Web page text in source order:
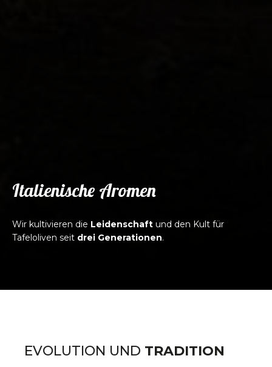
Italienische Aromen
Wir kultivieren die Leidenschaft und den Kult für
Tafeloliven seit drei Generationen.
EVOLUTION UND TRADITION